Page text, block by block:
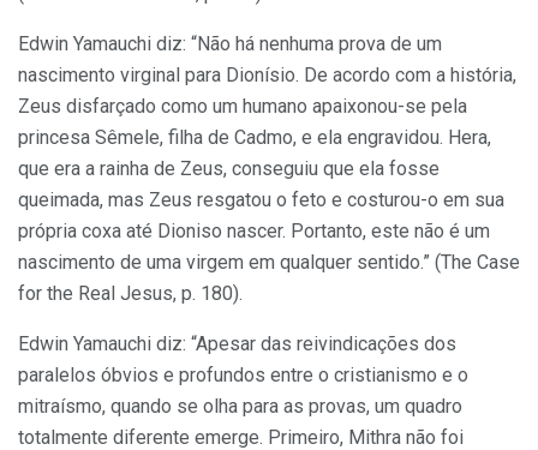
Edwin Yamauchi diz: “Não há nenhuma prova de um
nascimento virginal para Dionísio. De acordo com a história,
Zeus disfarçado como um humano apaixonou-se pela
princesa Sêmele, filha de Cadmo, e ela engravidou. Hera,
que era a rainha de Zeus, conseguiu que ela fosse
queimada, mas Zeus resgatou o feto e costurou-o em sua
própria coxa até Dioniso nascer. Portanto, este não é um
nascimento de uma virgem em qualquer sentido.” (The Case
for the Real Jesus, p. 180).
Edwin Yamauchi diz: “Apesar das reivindicações dos
paralelos óbvios e profundos entre o cristianismo e o
mitraísmo, quando se olha para as provas, um quadro
totalmente diferente emerge. Primeiro, Mithra não foi